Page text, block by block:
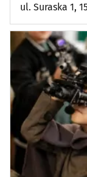
ul. Suraska 1,